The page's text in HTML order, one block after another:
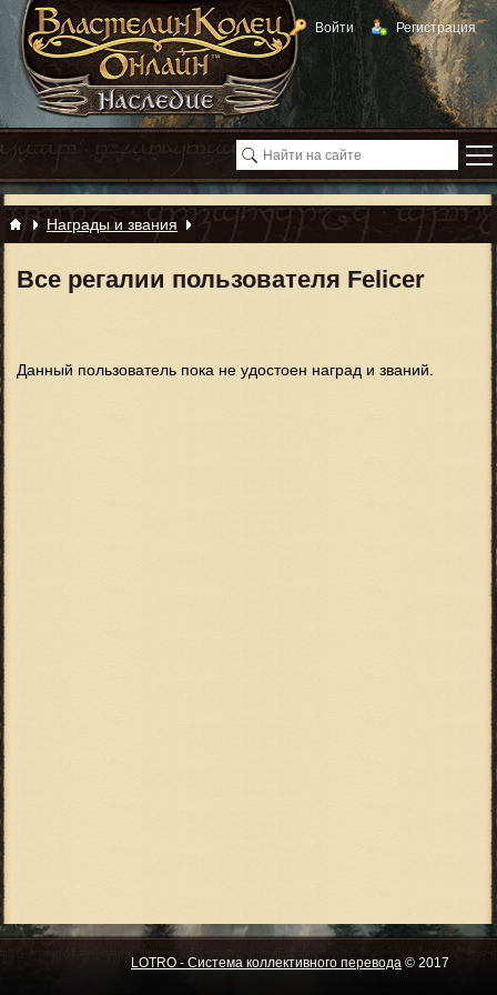
Войти Регистрация
Награды и звания
Все регалии пользователя Felicer
Данный пользователь пока не удостоен наград и званий.
LOTRO - Система коллективного перевода © 2017